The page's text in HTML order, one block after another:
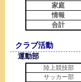
家庭
情報
合計
クラブ活動
運動部
陸上競技部
サッカー部